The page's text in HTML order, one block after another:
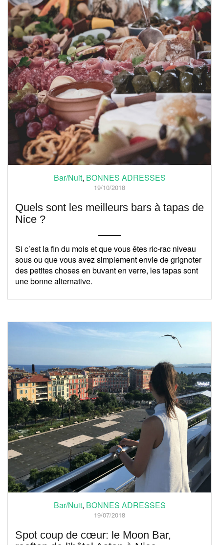
Bar/Nuit, BONNES ADRESSES
19/10/2018
Quels sont les meilleurs bars à tapas de
Nice ?
Si c’est la fin du mois et que vous êtes ric-rac niveau
sous ou que vous avez simplement envie de grignoter
des petites choses en buvant en verre, les tapas sont
une bonne alternative.
Bar/Nuit, BONNES ADRESSES
19/07/2018
Spot coup de cœur: le Moon Bar,